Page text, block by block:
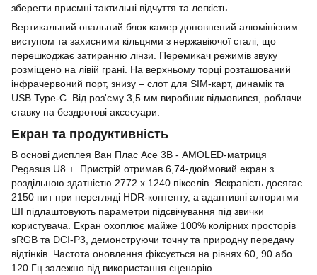
зберегти приємні тактильні відчуття та легкість.
Вертикальний овальний блок камер доповнений алюмінієвим
виступом та захисними кільцями з нержавіючої сталі, що
перешкоджає затиранню лінзи. Перемикач режимів звуку
розміщено на лівій грані. На верхньому торці розташований
інфрачервоний порт, знизу – слот для SIM-карт, динамік та
USB Type-C. Від роз'єму 3,5 мм виробник відмовився, роблячи
ставку на бездротові аксесуари.
Екран та продуктивність
В основі дисплея Ван Плас Aсе 3В - AMOLED-матриця
Pegasus U8 +. Пристрій отримав 6,74-дюймовий екран з
роздільною здатністю 2772 х 1240 пікселів. Яскравість досягає
2150 нит при перегляді HDR-контенту, а адаптивні алгоритми
ШІ підлаштовують параметри підсвічування під звички
користувача. Екран охоплює майже 100% колірних просторів
sRGB та DCI-P3, демонструючи точну та природну передачу
відтінків. Частота оновлення фіксується на рівнях 60, 90 або
120 Гц залежно від використання сценарію.